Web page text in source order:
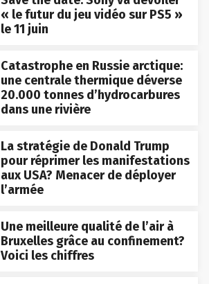
« le futur du jeu vidéo sur PS5 »
le 11 juin
Catastrophe en Russie arctique:
une centrale thermique déverse
20.000 tonnes d’hydrocarbures
dans une rivière
La stratégie de Donald Trump
pour réprimer les manifestations
aux USA? Menacer de déployer
l’armée
Une meilleure qualité de l’air à
Bruxelles grâce au confinement?
Voici les chiffres